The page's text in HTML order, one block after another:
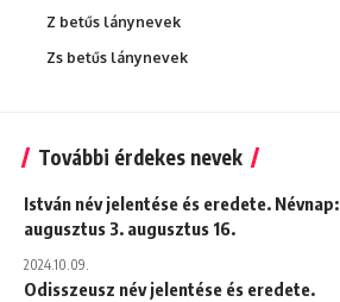
Z betűs lánynevek
Zs betűs lánynevek
További érdekes nevek
István név jelentése és eredete. Névnap:
augusztus 3. augusztus 16.
2024.10.09.
Odisszeusz név jelentése és eredete.